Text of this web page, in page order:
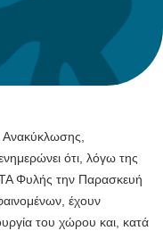
Ανακύκλωσης,
ότι, λόγω της
Φυλής την Παρασκευή
έχουν
του χώρου και, κατά